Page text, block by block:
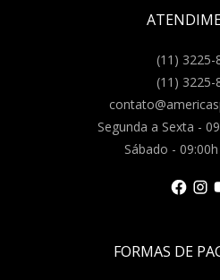
(11) 3225-
(11) 3225-
Segunda a Sexta -
Sábado -
FORMAS DE